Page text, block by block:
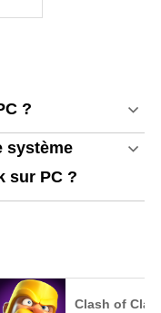
?
système
sur PC ?
Clash of